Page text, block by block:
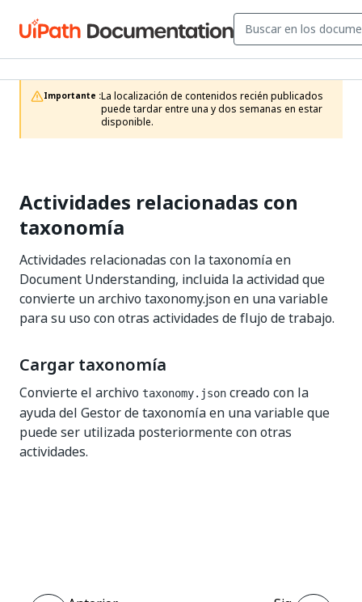
Importante :La localización de contenidos recién publicados
puede tardar entre una y dos semanas en estar
disponible.
Actividades relacionadas con
taxonomía
Actividades relacionadas con la taxonomía en
Document Understanding, incluida la actividad que
convierte un archivo taxonomy.json en una variable
para su uso con otras actividades de flujo de trabajo.
Cargar taxonomía
Convierte el archivo taxonomy.json creado con la
ayuda del Gestor de taxonomía en una variable que
puede ser utilizada posteriormente con otras
actividades.